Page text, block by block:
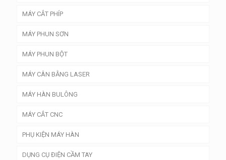
MÁY CẮT PHÍP
MÁY PHUN SƠN
MÁY PHUN BỘT
MÁY CÂN BẰNG LASER
MÁY HÀN BULÔNG
MÁY CẮT CNC
PHỤ KIỆN MÁY HÀN
DỤNG CỤ ĐIỆN CẦM TAY